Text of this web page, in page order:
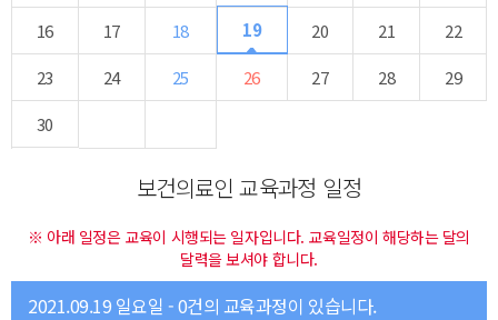
16
17 18 19 20 21
22
23
24 25 26 27 28
29
30
보건의료인 교육과정 일정
※ 아래 일정은 교육이 시행되는 일자입니다. 교육일정이 해당하는 달의
달력을 보셔야 합니다.
2021.09.19 일요일 - 0건의 교육과정이 있습니다.